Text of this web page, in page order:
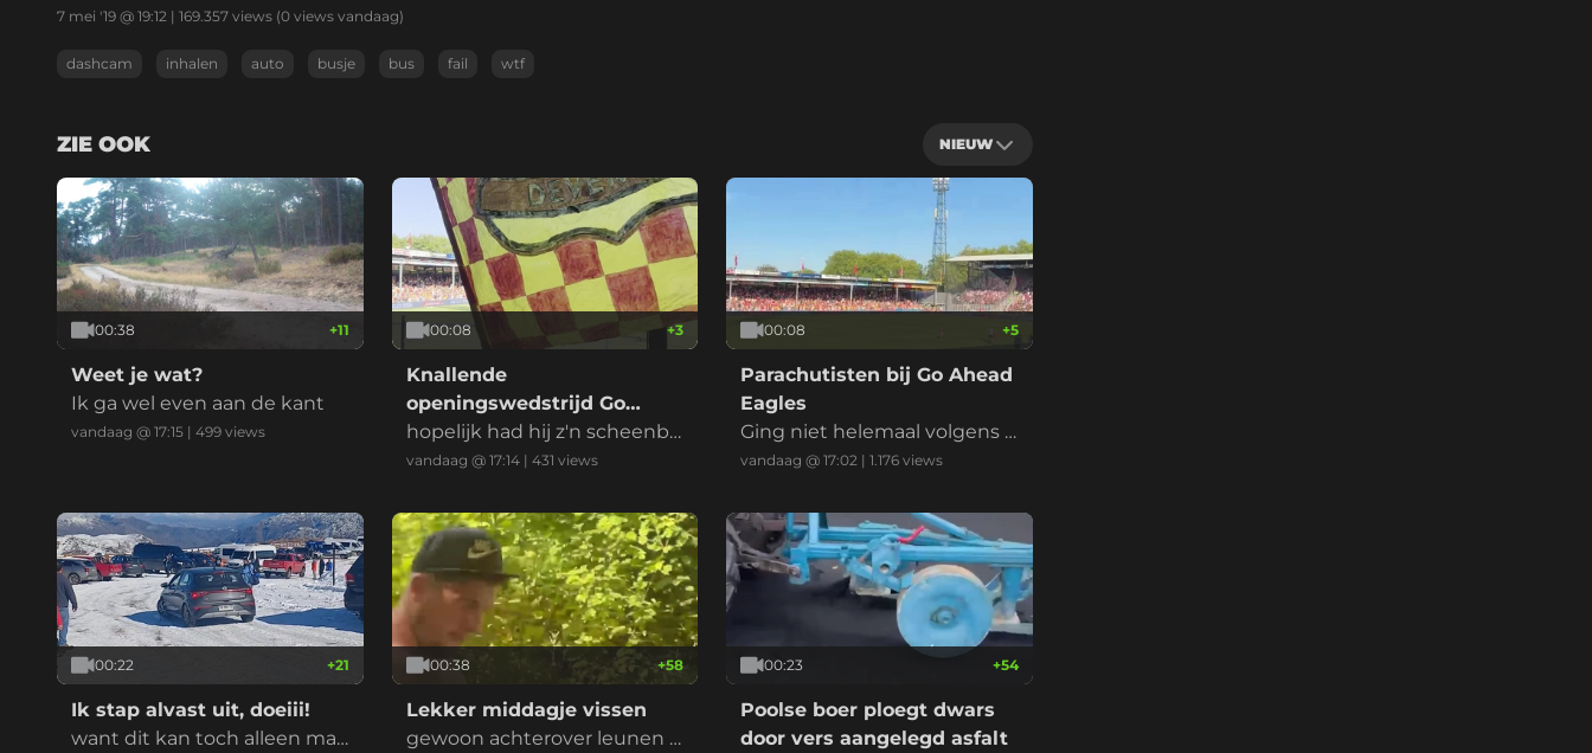
7 mei '19 @ 19:12 | 169.357 views (0 views vandaag)
dashcam inhalen auto busje bus fail wtf
ZIE OOK NIEUW
00:38 +11
Weet je wat?
Ik ga wel even aan de kant
vandaag @ 17:15 | 499 views
00:08 +3
Knallende
openingswedstrijd Go
Ahead Eagles
hopelijk had hij z'n scheenbe
schermers aan
vandaag @ 17:14| 431 views
00:08 +5
Parachutisten bij Go Ahead
Eagles
Ging niet helemaal volgens p
lan
vandaag @ 17:02 |1.176 views
00:22 +21
Ik stap alvast uit, doeiii!
want dit kan toch alleen maa
00:38 +58
Lekker middagje vissen
gewoon achterover leunen e
00:23 +54
Poolse boer ploegt dwars
door vers aangelegd asfalt